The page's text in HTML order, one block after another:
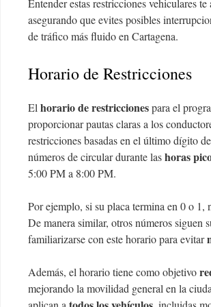
Entender estas restricciones vehiculares te
asegurando que evites posibles
de tráfico más fluido en Cartagena.
Horario de Restricciones
El horario de restriccionespara el
proporcionar pautas claras a los
restricciones basadas en el último dígito
números de circular durante lashoras
5:00 PM a 8:00 PM.
Por ejemplo, si su placa termina en 0 o
De manera similar, otros números siguen
familiarizarse con este horario para evitar
Además, el horario tiene como objetivo
mejorando la movilidad general en la